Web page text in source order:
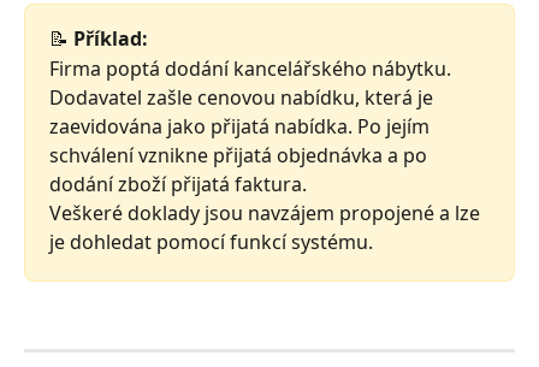
📝 Příklad:
Firma poptá dodání kancelářského nábytku.
Dodavatel zašle cenovou nabídku, která je
zaevidována jako přijatá nabídka. Po jejím
schválení vznikne přijatá objednávka a po
dodání zboží přijatá faktura.
Veškeré doklady jsou navzájem propojené a lze
je dohledat pomocí funkcí systému.